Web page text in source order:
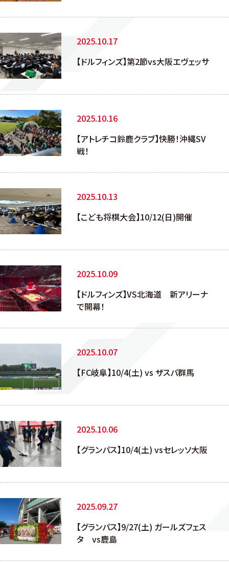
2025.10.17
【ドルフィンズ】第2節vs大阪エヴェッサ
2025.10.16
【アトレチコ鈴鹿クラブ】快勝！沖縄SV
戦！
2025.10.13
【こども将棋大会】10/12(日)開催
2025.10.09
【ドルフィンズ】VS北海道 新アリーナ
で開幕！
2025.10.07
【FC岐阜】10/4(土) vs ザスパ群馬
2025.10.06
【グランパス】10/4(土) vsセレッソ大阪
2025.09.27
【グランパス】9/27(土) ガールズフェス
タ vs鹿島